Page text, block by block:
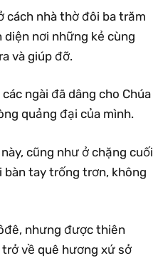
cách nhà thờ đôi ba trăm
nơi những kẻ cùng
và giúp đỡ.
ngài đã dâng cho Chúa
quảng đại của mình.
cũng như ở chặng cuối
bàn tay trống trơn, không
nhưng được thiên
về quê hương xứ sở